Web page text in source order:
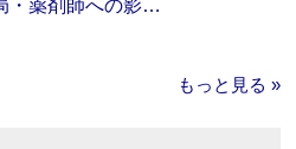
・薬剤師への影…
もっと見る »